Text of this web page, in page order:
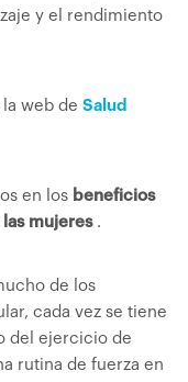
y el rendimiento
web de Salud
en los beneficios
mujeres.
de los
cada vez se tiene
del ejercicio de
rutina de fuerza en